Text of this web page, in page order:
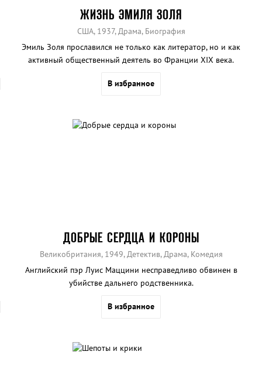
ЖИЗНЬ ЭМИЛЯ ЗОЛЯ
США, 1937, Драма, Биография
Эмиль Золя прославился не только как литератор, но и как
активный общественный деятель во Франции XIX века.
В избранное
ДОБРЫЕ СЕРДЦА И КОРОНЫ
Великобритания, 1949, Детектив, Драма, Комедия
Английский пэр Луис Маццини несправедливо обвинен в
убийстве дальнего родственника.
В избранное